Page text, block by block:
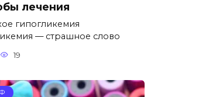
лечения
гипогликемия
— страшное слово
19